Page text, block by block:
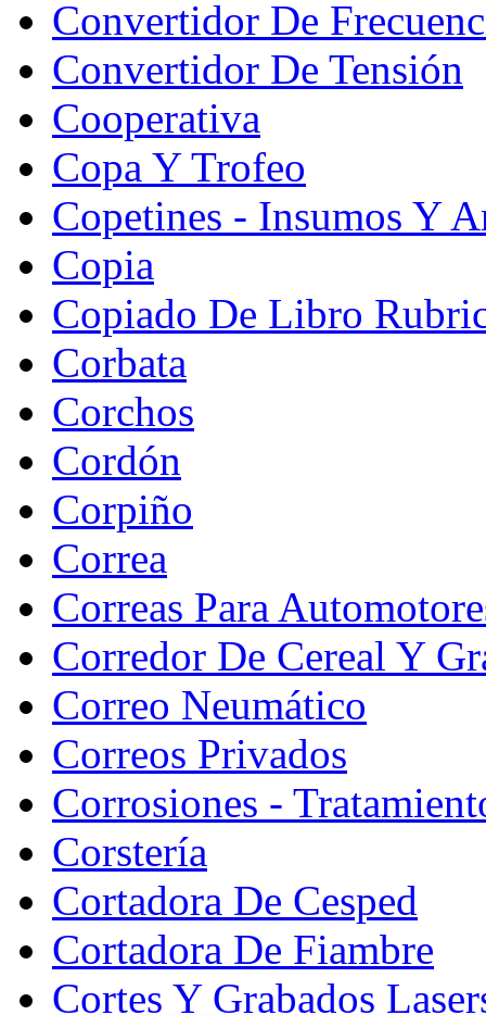
Convertidor De
Convertidor De Tensión
Cooperativa
Copa Y Trofeo
Copetines - Insumos Y
Copia
Copiado De Libro
Corbata
Corchos
Cordón
Corpiño
Correa
Correas Para
Corredor De Cereal Y
Correo Neumático
Correos Privados
Corrosiones -
Corstería
Cortadora De Cesped
Cortadora De Fiambre
Cortes Y Grabados